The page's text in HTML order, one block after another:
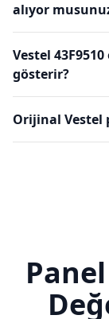
alıyor
Vestel
gösterir?
Orijinal Vestel